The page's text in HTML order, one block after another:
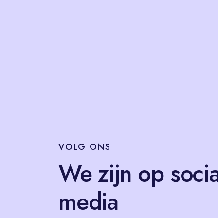
VOLG ONS
We zijn op
media